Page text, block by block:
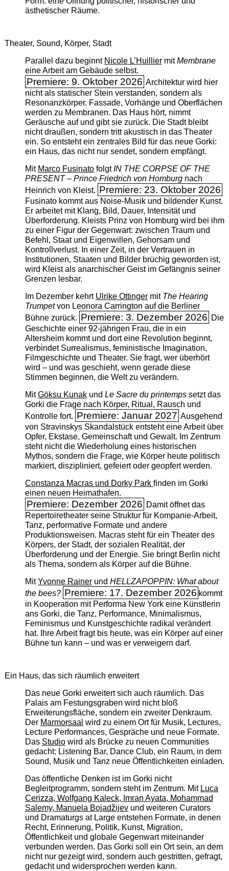
ästhetischer Räume.
Theater, Sound, Körper, Stadt
Parallel dazu beginnt Nicole L’Huilliermit ­Membrane
eine Arbeit am Gebäude selbst.
Premiere: 9. Oktober 2026 Architektur wird hier
nicht als statischer Stein verstanden, sondern als
Resonanzkörper. Fassade, Vorhänge und Oberflächen
werden zu Membranen. Das Haus hört, nimmt
Geräusche auf und gibt sie zurück. Die Stadt bleibt
nicht draußen, sondern tritt akustisch in das Theater
ein. So entsteht ein zentrales Bild für das neue Gorki:
ein Haus, das nicht nur sendet, sondern empfängt.
Mit Marco FusinatofolgtIN THE CORPSE OF THE
PRESENT – Prince Friedrich von Homburgnach
Heinrich von Kleist. Premiere: 23. Oktober 2026
Fusinato kommt aus Noise-Musik und bildender Kunst.
Er arbeitet mit Klang, Bild, Dauer, Intensität und
Überforderung. Kleists Prinz von Homburg wird bei ihm
zu einer Figur der Gegenwart: zwischen Traum und
Befehl, Staat und Eigenwillen, Gehorsam und
Kontrollverlust. In einer Zeit, in der Vertrauen in
Institutionen, Staaten und Bilder brüchig geworden ist,
wird Kleist als anarchischer Geist im Gefängnis seiner
Grenzen lesbar.
Im Dezember kehrt Ulrike Ottingermit The ­Hearing
Trumpetvon Leonora Carrington auf die Berliner
Bühne zurück. Premiere: 3. Dezember 2026 Die
Geschichte einer 92-jährigen Frau, die in ein
Altersheim kommt und dort eine Revolution beginnt,
verbindet Surrealismus, feministische Imagination,
Filmgeschichte und Theater. Sie fragt, wer überhört
wird – und was geschieht, wenn gerade diese
Stimmen beginnen, die Welt zu verändern.
MitGöksu Kunakund Le Sacre du printempssetzt das
Gorki die Frage nach Körper, Ritual, Rausch und
Kontrolle fort. Premiere: Januar 2027 Ausgehend
von Stravinskys Skandalstück entsteht eine Arbeit über
Opfer, Ekstase, Gemeinschaft und Gewalt. Im Zentrum
steht nicht die Wiederholung eines historischen
Mythos, sondern die Frage, wie Körper heute politisch
markiert, diszipliniert, gefeiert oder geopfert werden.
Constanza Macras und Dorky Park finden im Gorki
einen neuen Heimathafen.
Premiere: Dezember 2026 Damit öffnet das
Repertoiretheater seine Struktur für Kompanie-Arbeit,
Tanz, performative Formate und andere
Produktionsweisen. Macras steht für ein Theater des
Körpers, der Stadt, der sozialen Realität, der
Überforderung und der Energie. Sie bringt Berlin nicht
als Thema, sondern als Körper auf die Bühne.
MitYvonne Rainerund HELLZAPOPPIN: What about
the bees? Premiere: 17. Dezember 2026 kommt
in Kooperation mit Performa New York eine Künstlerin
ans Gorki, die Tanz, Performance, Minimalismus,
Feminismus und Kunstgeschichte radikal verändert
hat. Ihre Arbeit fragt bis heute, was ein Körper auf einer
Bühne tun kann – und was er verweigern darf.
Ein Haus, das sich räumlich erweitert
Das neue Gorki erweitert sich auch räumlich. Das
Palais am Festungsgraben wird nicht bloß
Erweiterungsfläche, sondern ein zweiter Denkraum.
Der Marmorsaal wird zu einem Ort für Musik, Lectures,
Lecture Performances, Gespräche und neue Formate.
Das Studiowird als Brücke zu neuen Communities
gedacht: Listening Bar, Dance Club, ein Raum, in dem
Sound, Musik und Tanz neue Öffentlichkeiten einladen.
Das öffentliche Denken ist im Gorki nicht
Begleitprogramm, sondern steht im Zentrum. Mit Luca
Cerizza, Wolfgang Kaleck, Imran Ayata, Mohammad
Salemy, Manuela Bojadžijevund weiteren Curators
und Dramaturgs at Large entstehen Formate, in denen
Recht, Erinnerung, Politik, Kunst, Migration,
Öffentlichkeit und globale Gegenwart miteinander
verbunden werden. Das Gorki soll ein Ort sein, an dem
nicht nur gezeigt wird, sondern auch gestritten, gefragt,
gedacht und widersprochen werden kann.